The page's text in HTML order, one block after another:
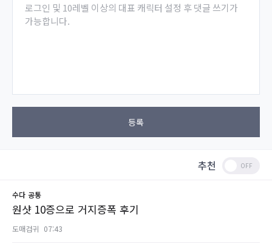
로그인 및 10레벨 이상의 대표 캐릭터 설정 후 댓글 쓰기가
가능합니다.
등록
추천
수다 공통
원샷 10증으로 거지증폭 후기
도매검귀 07:43